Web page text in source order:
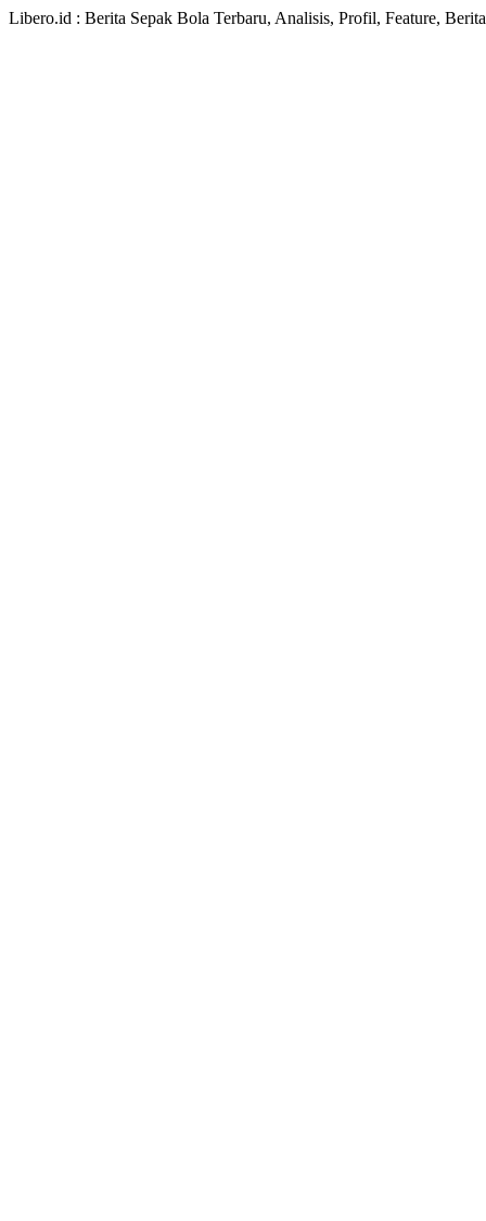
Libero.id : Berita Sepak Bola Terbaru, Analisis, Profil, Feature,